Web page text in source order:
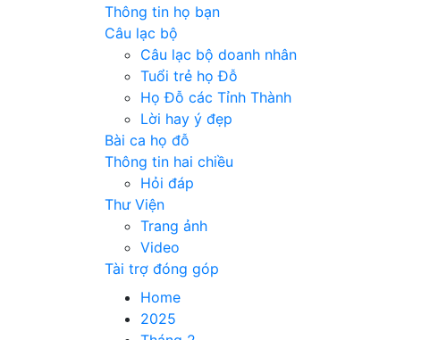
Thông tin họ bạn
Câu lạc bộ
Câu lạc bộ doanh nhân
Tuổi trẻ họ Đỗ
Họ Đỗ các Tỉnh Thành
Lời hay ý đẹp
Bài ca họ đỗ
Thông tin hai chiều
Hỏi đáp
Thư Viện
Trang ảnh
Video
Tài trợ đóng góp
Home
2025